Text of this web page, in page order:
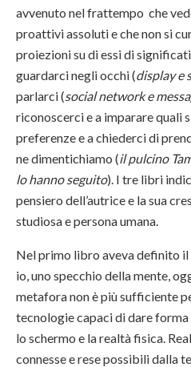
avvenuto nel frattempo che
proattivi assoluti e che non si
proiezioni su di essi di
guardarci negli occhi (display e
parlarci (social network e
riconoscerci e a imparare quali
preferenze e a chiederci di
ne dimentichiamo (il pulcino
lo hanno seguito). I tre libri
pensiero dell’autrice e la sua
studiosa e persona umana.
Nel primo libro aveva definito il
io, uno specchio della mente,
metafora non è più sufficiente
tecnologie capaci di dare
lo schermo e la realtà fisica.
connesse e rese possibili dalla